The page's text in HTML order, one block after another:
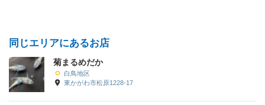
同じエリアにあるお店
菊まるめだか
白鳥地区
東かがわ市松原1228-17